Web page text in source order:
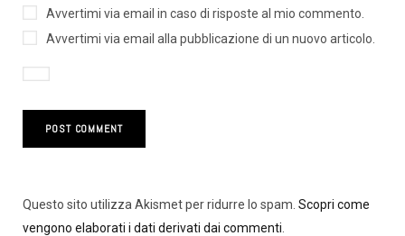
Avvertimi via email in caso di risposte al mio commento.
Avvertimi via email alla pubblicazione di un nuovo articolo.
Questo sito utilizza Akismet per ridurre lo spam. Scopri come
vengono elaborati i dati derivati dai commenti